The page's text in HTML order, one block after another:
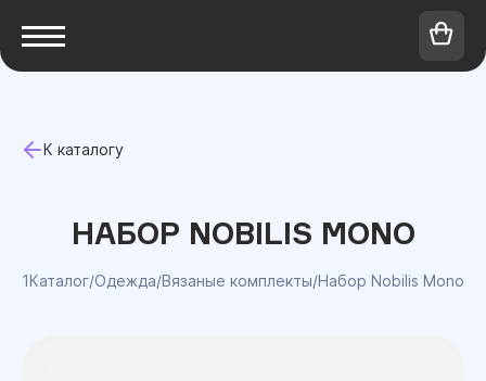
К каталогу
НАБОР NOBILIS MONO
1Каталог/Одежда/Вязаные комплекты/Набор Nobilis Mono